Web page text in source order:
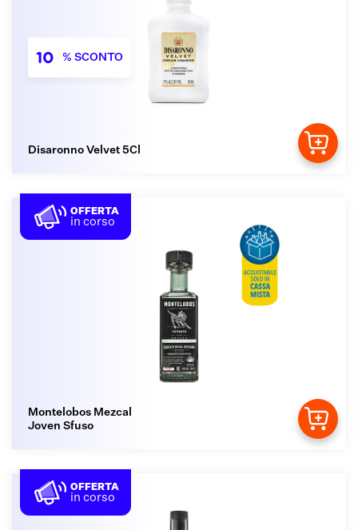
10 % SCONTO
Disaronno Velvet 5Cl
OFFERTA
in corso
Montelobos Mezcal
Joven Sfuso
OFFERTA
in corso